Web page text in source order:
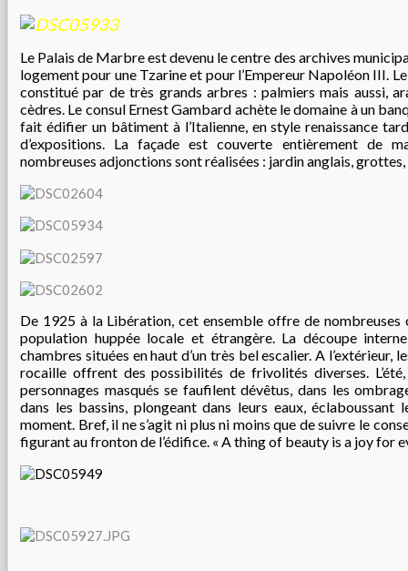
Le Palais de Marbre est devenu le centre des archives
logement pour une Tzarine et pour l’Empereur Napoléon III.
constitué par de très grands arbres : palmiers mais aussi,
cèdres. Le consul Ernest Gambard achète le domaine à un
fait édifier un bâtiment à l’Italienne, en style renaissance
d’expositions. La façade est couverte entièrement de
nombreuses adjonctions sont réalisées : jardin anglais,
De 1925 à la Libération, cet ensemble offre de nombreuses
population huppée locale et étrangère. La découpe
chambres situées en haut d’un très bel escalier. A l’extérieur,
rocaille offrent des possibilités de frivolités diverses.
personnages masqués se faufilent dévêtus, dans les
dans les bassins, plongeant dans leurs eaux, éclaboussant
moment. Bref, il ne s’agit ni plus ni moins que de suivre le
figurant au fronton de l’édifice. « A thing of beauty is a joy for